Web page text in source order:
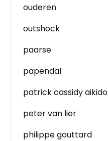
ouderen
outshock
paarse
papendal
patrick cassidy aikido
peter van lier
philippe gouttard